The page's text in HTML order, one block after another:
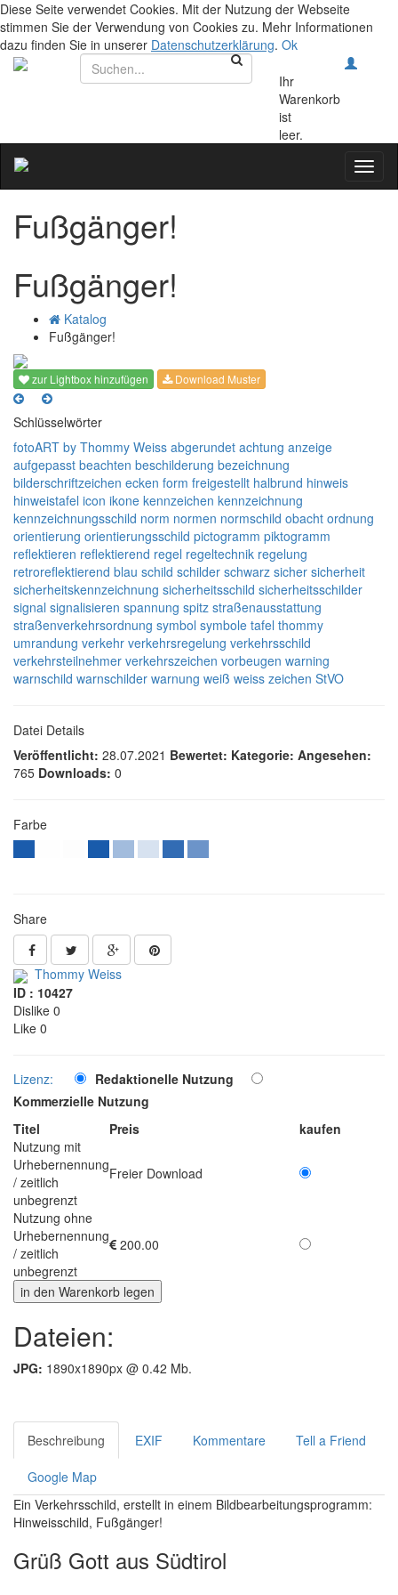
Diese Seite verwendet Cookies. Mit der Nutzung der Webseite
stimmen Sie der Verwendung von Cookies zu. Mehr Informationen
dazu finden Sie in unserer Datenschutzerklärung. Ok
Ihr
Warenkorb
ist
leer.
Fußgänger!
Fußgänger!
Katalog
Fußgänger!
zur Lightbox hinzufügen Download Muster
Schlüsselwörter
fotoART by Thommy Weiss abgerundet achtung anzeige
aufgepasst beachten beschilderung bezeichnung
bilderschriftzeichen ecken form freigestellt halbrund hinweis
hinweistafel icon ikone kennzeichen kennzeichnung
kennzeichnungsschild norm normen normschild obacht ordnung
orientierung orientierungsschild pictogramm piktogramm
reflektieren reflektierend regel regeltechnik regelung
retroreflektierend blau schild schilder schwarz sicher sicherheit
sicherheitskennzeichnung sicherheitsschild sicherheitsschilder
signal signalisieren spannung spitz straßenausstattung
straßenverkehrsordnung symbol symbole tafel thommy
umrandung verkehr verkehrsregelung verkehrsschild
verkehrsteilnehmer verkehrszeichen vorbeugen warning
warnschild warnschilder warnung weiß weiss zeichen StVO
Datei Details
Veröffentlicht: 28.07.2021 Bewertet: Kategorie: Angesehen:
765 Downloads: 0
Farbe
Share
Thommy Weiss
ID : 10427
Dislike 0
Like 0
Lizenz:
Redaktionelle Nutzung
Kommerzielle Nutzung
Titel
Preis
kaufen
Nutzung mit
Urhebernennung
/ zeitlich
unbegrenzt
Freier Download
Nutzung ohne
Urhebernennung
/ zeitlich
unbegrenzt
200.00
Dateien:
JPG: 1890x1890px @ 0.42 Mb.
Beschreibung EXIF Kommentare Tell a Friend
Google Map
Ein Verkehrsschild, erstellt in einem Bildbearbeitungsprogramm:
Hinweisschild, Fußgänger!
Grüß Gott aus Südtirol